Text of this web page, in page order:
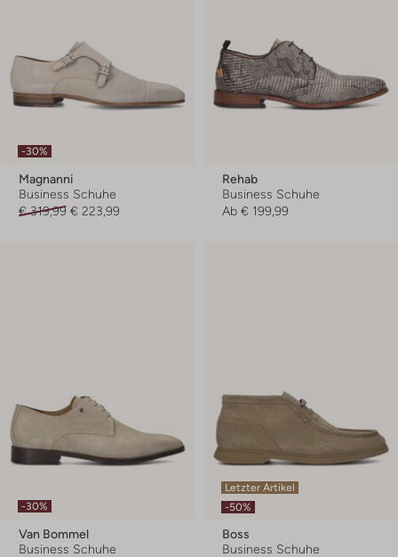
-30%
Magnanni
Business Schuhe
€ 319,99 € 223,99
Rehab
Business Schuhe
Ab € 199,99
-30%
Van Bommel
Business Schuhe
Letzter Artikel
-50%
Boss
Business Schuhe